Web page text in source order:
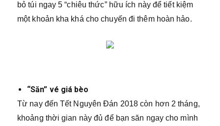
bỏ túi ngay 5 “chiêu thức” hữu ích này để tiết kiệm
một khoản kha khá cho chuyến đi thêm hoàn hảo.
“Săn” vé giá bèo
Từ nay đến Tết Nguyên Đán 2018 còn hơn 2 tháng,
khoảng thời gian này đủ để bạn săn ngay cho mình